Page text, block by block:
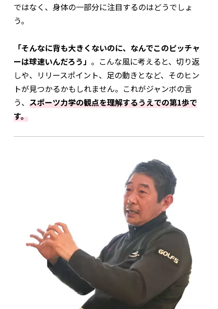
ではなく、身体の一部分に注目するのはどうでしょ
う。
「そんなに背も大きくないのに、なんでこのピッチャ
ーは球速いんだろう」 。こんな風に考えると、切り返
しや、リリースポイント、足の動きとなど、そのヒン
トが見つかるかもしれません。これがジャンボの言
う、 スポーツ力学の観点を理解するうえでの第1歩で
す。